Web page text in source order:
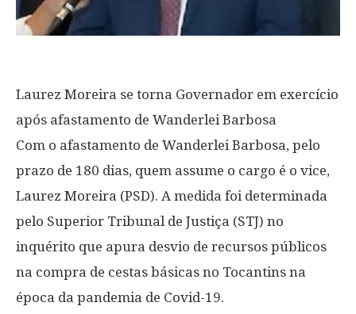
Laurez Moreira se torna Governador em exercício
após afastamento de Wanderlei Barbosa
Com o afastamento de Wanderlei Barbosa, pelo
prazo de 180 dias, quem assume o cargo é o vice,
Laurez Moreira (PSD). A medida foi determinada
pelo Superior Tribunal de Justiça (STJ) no
inquérito que apura desvio de recursos públicos
na compra de cestas básicas no Tocantins na
época da pandemia de Covid-19.